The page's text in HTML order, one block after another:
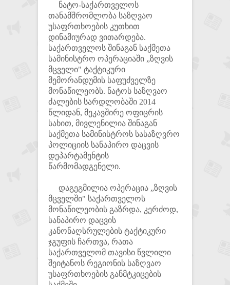
ნატო-საქართველოს
თანამშრომლობა საზღვაო
უსაფრთხოების კუთხით
დინამიურად ვითარდება.
საქართველოს შინაგან საქმეთა
სამინისტრო ოპერაციაში „ზღვის
მცველი" ტაქტიკური
მემორანდუმის საფუძველზე
მონაწილეობს. ნატოს საზღვაო
ძალების სარდლობაში 2014
წლიდან, მეკავშირე ოფიცრის
სახით, მივლენილია შინაგან
საქმეთა სამინისტროს სასაზღვრო
პოლიციის სანაპირო დაცვის
დეპარტამენტის
წარმომადგენელი.
დაგეგმილია ოპერაცია „ზღვის
მცველში" საქართველოს
მონაწილეობის გაზრდა, კერძოდ,
სანაპირო დაცვის
კანონაღსრულების ტაქტიკური
ჯგუფის ჩართვა, რათა
საქართველომ თავისი წვლილი
შეიტანოს რეგიონის საზღვაო
უსაფრთხოების განმტკიცების